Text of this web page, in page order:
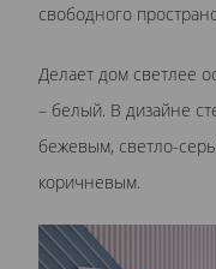
свободного
Делает дом светлее
– белый. В дизайне
бежевым, светло-
коричневым.